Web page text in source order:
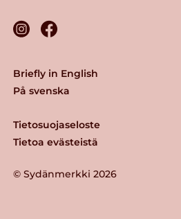
© Sydänmerkki 2026
Tietosuojaseloste
Tietoa evästeistä
Briefly in English
På svenska